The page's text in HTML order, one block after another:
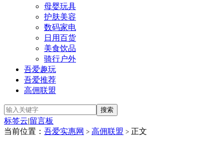
母婴玩具
护肤美容
数码家电
日用百货
美食饮品
骑行户外
吾爱趣玩
吾爱推荐
高佣联盟
标签云|留言板
当前位置： 吾爱实惠网 > 高佣联盟 > 正文